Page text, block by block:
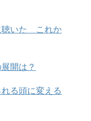
聴いた これか
開は？
る頭に変える